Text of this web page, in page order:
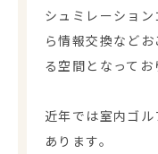
シュミレーショ
ら情報交換など
る空間となってお
近年では室内ゴ
あります。